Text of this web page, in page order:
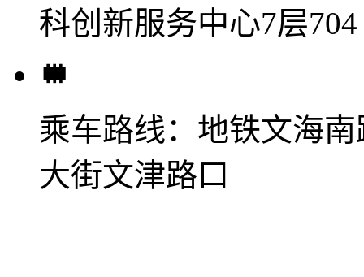
科创新服务中心7层704
乘车路线： 地铁文海
大街文津路口